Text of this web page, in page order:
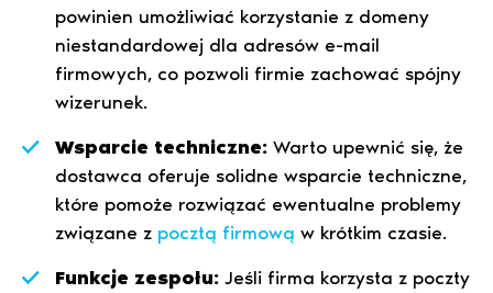
powinien umożliwiać korzystanie z domeny
niestandardowej dla adresów e-mail
firmowych, co pozwoli firmie zachować spójny
wizerunek.
Wsparcie techniczne: Warto upewnić się, że
dostawca oferuje solidne wsparcie techniczne,
które pomoże rozwiązać ewentualne problemy
związane z pocztą firmową w krótkim czasie.
Funkcje zespołu: Jeśli firma korzysta z poczty